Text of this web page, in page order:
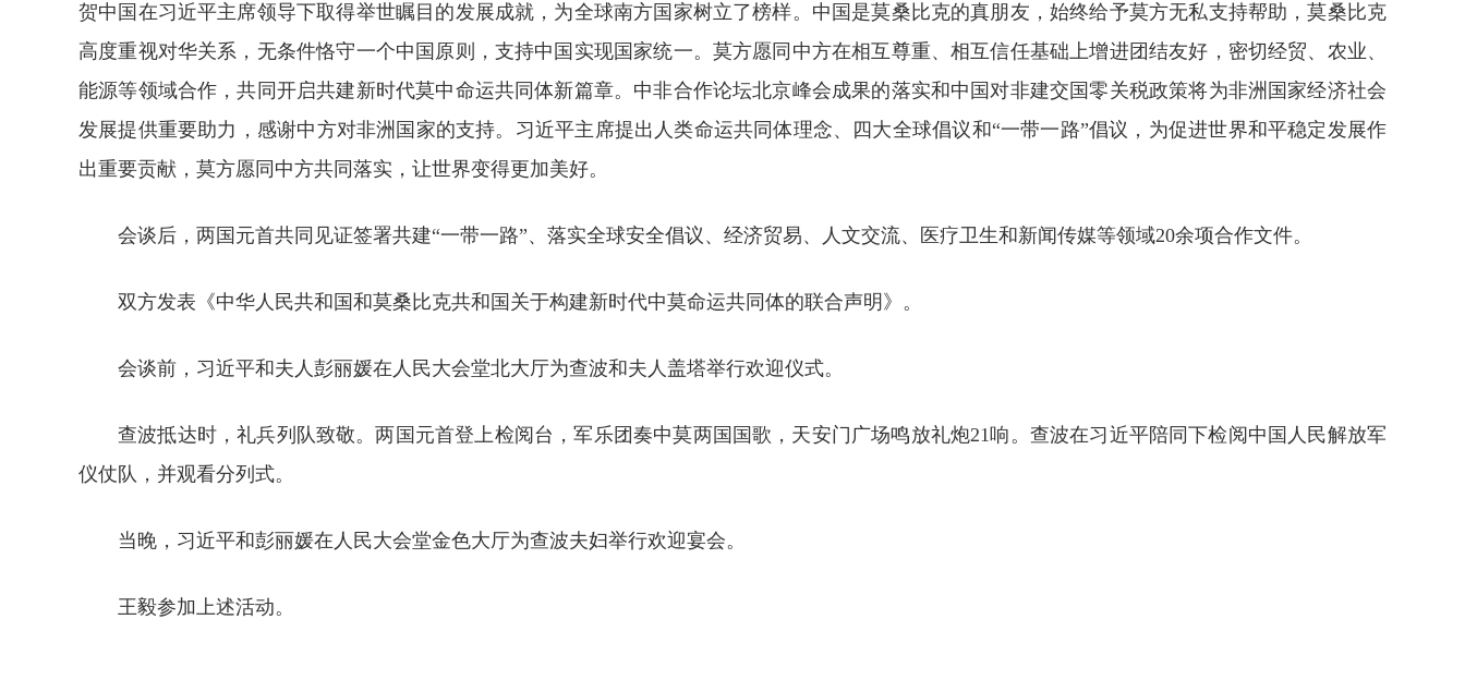
贺中国在习近平主席领导下取得举世瞩目的发展成就，为全球南方国家树立了榜样。中国是莫桑比克的真朋友，始终给予莫方无私支持帮助，莫桑比克
高度重视对华关系，无条件恪守一个中国原则，支持中国实现国家统一。莫方愿同中方在相互尊重、相互信任基础上增进团结友好，密切经贸、农业、
能源等领域合作，共同开启共建新时代莫中命运共同体新篇章。中非合作论坛北京峰会成果的落实和中国对非建交国零关税政策将为非洲国家经济社会
发展提供重要助力，感谢中方对非洲国家的支持。习近平主席提出人类命运共同体理念、四大全球倡议和“一带一路”倡议，为促进世界和平稳定发展作
出重要贡献，莫方愿同中方共同落实，让世界变得更加美好。
会谈后，两国元首共同见证签署共建“一带一路”、落实全球安全倡议、经济贸易、人文交流、医疗卫生和新闻传媒等领域20余项合作文件。
双方发表《中华人民共和国和莫桑比克共和国关于构建新时代中莫命运共同体的联合声明》。
会谈前，习近平和夫人彭丽媛在人民大会堂北大厅为查波和夫人盖塔举行欢迎仪式。
查波抵达时，礼兵列队致敬。两国元首登上检阅台，军乐团奏中莫两国国歌，天安门广场鸣放礼炮21响。查波在习近平陪同下检阅中国人民解放军
仪仗队，并观看分列式。
当晚，习近平和彭丽媛在人民大会堂金色大厅为查波夫妇举行欢迎宴会。
王毅参加上述活动。